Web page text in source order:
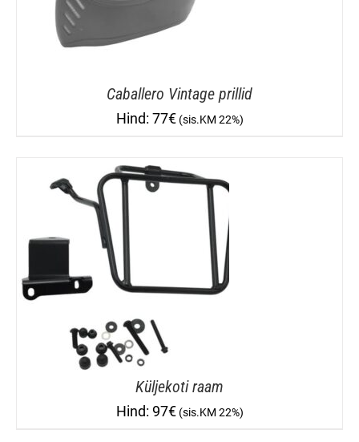
Caballero Vintage prillid
77€
Küljekoti raam
97€